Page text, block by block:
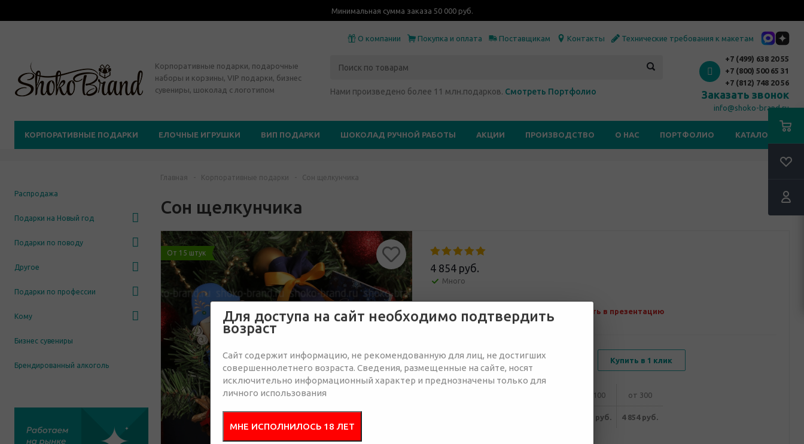
Минимальная сумма заказа 50 000 руб.
О компании Покупка и оплата Поставщикам Контакты Технические требования к макетам
Корпоративные подарки, подарочные
наборы и корзины, VIP подарки, бизнес
сувениры, шоколад с логотипом
Нами произведено более 11 млн.подарков. Смотреть Портфолио
+7 (499) 638 20 55
+7 (800) 500 65 31
+7 (812) 748 20 56
Заказать звонок
info@shoko-brand.ru
КОРПОРАТИВНЫЕ ПОДАРКИ ЕЛОЧНЫЕ ИГРУШКИ ВИП ПОДАРКИ ШОКОЛАД РУЧНОЙ РАБОТЫ АКЦИИ ПРОИЗВОДСТВО О НАС ПОРТФОЛИО КАТАЛОГИ
Распродажа
Подарки на Новый год
Подарки по поводу
Другое
Подарки по профессии
Кому
Бизнес сувениры
Брендированный алкоголь
Главная - Корпоративные подарки - Сон щелкунчика
Сон щелкунчика
От 15 штук
4 854 руб.
Много
Отправить запрос Добавить в презентацию
В корзину Купить в 1 клик
от 100 от 300
4 998 руб. 4 854 руб.
Для доступа на сайт необходимо подтвердить
возраст
Сайт содержит информацию, не рекомендованную для лиц, не достигших
совершеннолетнего возраста. Сведения, размещенные на сайте, носят
исключительно информационный характер и преднозначены только для
личного использования
МНЕ ИСПОЛНИЛОСЬ 18 ЛЕТ